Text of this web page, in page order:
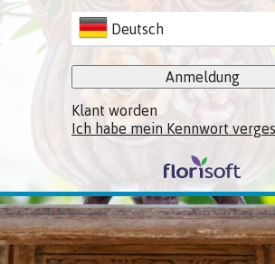
Deutsch
Anmeldung
Klant worden
Ich habe mein Kennwort